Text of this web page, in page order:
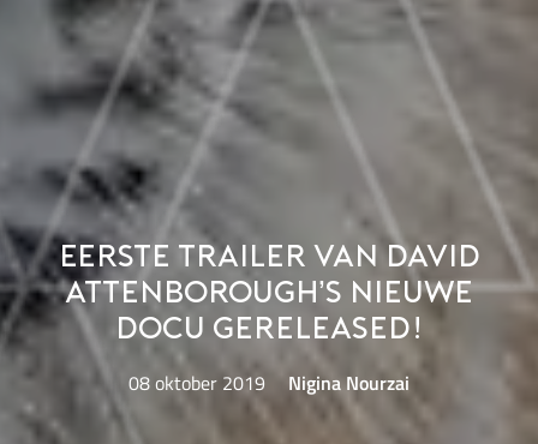
Eerste trailer van David
Attenborough’s nieuwe
docu gereleased!
08 oktober 2019 Nigina Nourzai